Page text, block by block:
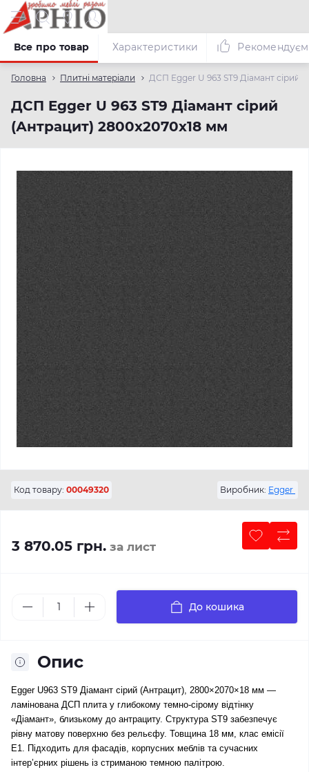
Головна Плитні матеріали ДСП Egger U 963 ST9 Діамант сірий
ДСП Egger U 963 ST9 Діамант сірий
(Антрацит) 2800х2070х18 мм
Все про товар Характеристики
Код товару: 00049320 Виробник: Egger
3 870.05 грн. за лист
До кошика
Опис
Egger U963 ST9 Діамант сірий (Антрацит), 2800×2070×18 мм —
ламінована ДСП плита у глибокому темно-сірому відтінку
«Діамант», близькому до антрациту. Структура ST9 забезпечує
рівну матову поверхню без рельєфу. Товщина 18 мм, клас емісії
E1. Підходить для фасадів, корпусних меблів та сучасних
інтер’єрних рішень із стриманою темною палітрою.